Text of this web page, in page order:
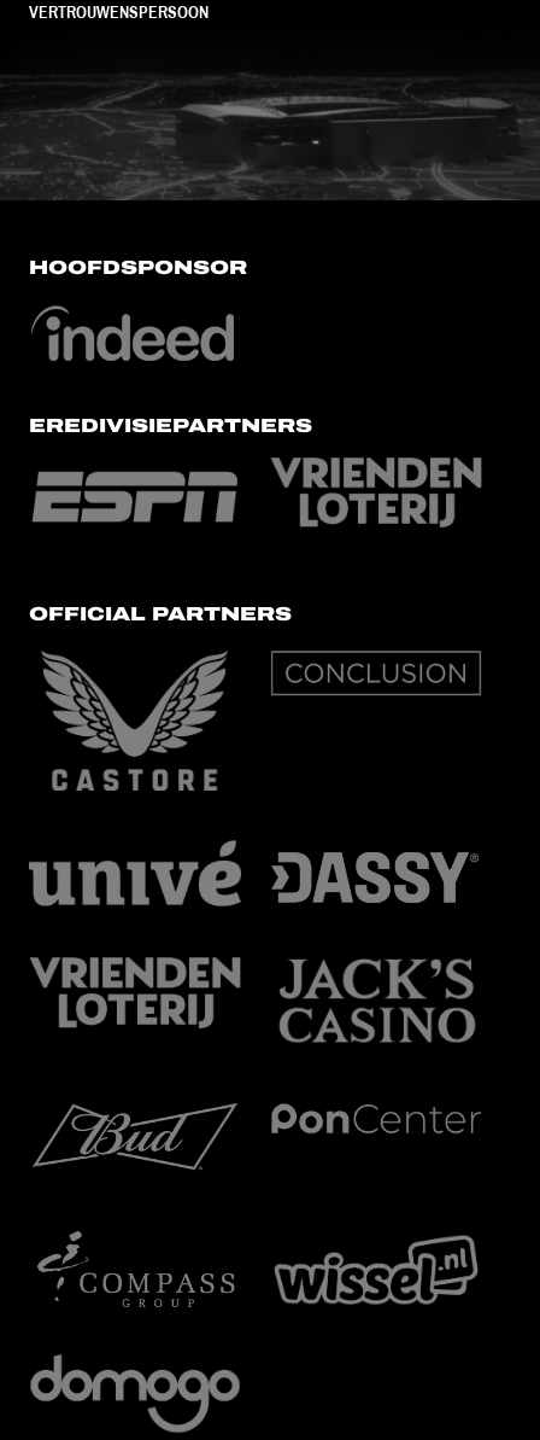
VERTROUWENSPERSOON
FC Utrecht<br>vanuit<br>het
HOOFDSPONSOR
EREDIVISIEPARTNERS
OFFICIAL PARTNERS